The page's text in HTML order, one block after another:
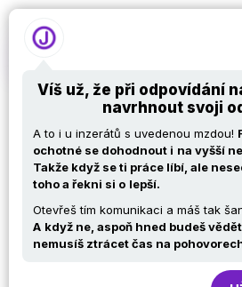
Nabídky
Podpora
Vyberte si oblast
Analýza, návrh
Vývoj
Víš už, že při odpovídání
navrhnout svoji
A to i u inzerátů s uvedenou mzdou!
ochotné se dohodnout i na vyšší
Takže když se ti práce líbí, ale
toho a řekni si o lepší.
Otevřeš tím komunikaci a máš tak
A když ne, aspoň hned budeš
nemusíš ztrácet čas na